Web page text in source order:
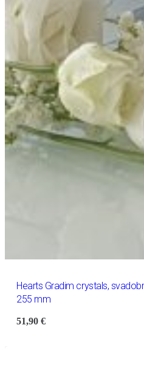
Hearts Gradim crystals,
255 mm
51,90€